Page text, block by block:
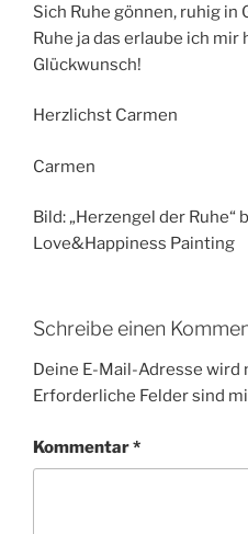
Sich Ruhe gönnen, ruhig in
Ruhe ja das erlaube ich mir
Glückwunsch!
Herzlichst Carmen
Carmen
Bild: „Herzengel der Ruhe“
Love&Happiness Painting
Schreibe einen
Deine E-Mail-Adresse
Erforderliche Felder sind
Kommentar*